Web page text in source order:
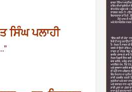
ਸਿੰਘ ਪਲਾਹੀ
”